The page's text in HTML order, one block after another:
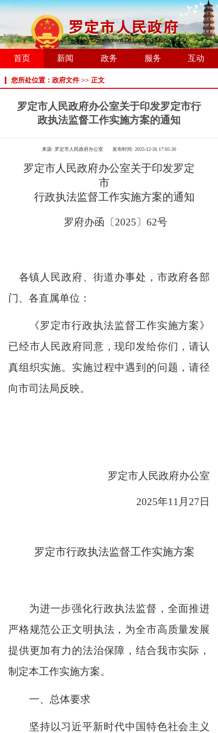
首页 新闻 政务 服务 互动
您所处位置：政府文件 >> 正文
罗定市人民政府办公室关于印发罗定市行
政执法监督工作实施方案的通知
来源: 罗定市人民政府办公室 发布时间: 2025-12-26 17:05:30
罗定市人民政府办公室关于印发罗定
市
行政执法监督工作实施方案的通知
罗府办函〔2025〕 62号
各镇人民政府、街道办事处，市政府各部
门、各直属单位：
《罗定市行政执法监督工作实施方案》
已经市人民政府同意，现印发给你们，请认
真组织实施。实施过程中遇到的问题，请径
向市司法局反映。
罗定市人民政府办公室
2025年11 月 27 日
罗定市行政执法监督工作实施方案
为进一步强化行政执法监督，全面推进
严格规范公正文明执法，为全市高质量发展
提供更加有力的法治保障，结合我市实际，
制定本工作实施方案。
一、总体要求
坚持以习近平新时代中国特色社会主义